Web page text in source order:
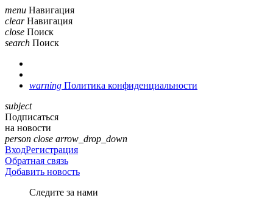
menu Навигация
clear Навигация
close Поиск
search Поиск
warning Политика конфиденциальности
subject
Подписаться
на новости
person close arrow_drop_down
ВходРегистрация
Обратная связь
Добавить новость
Cледите за нами